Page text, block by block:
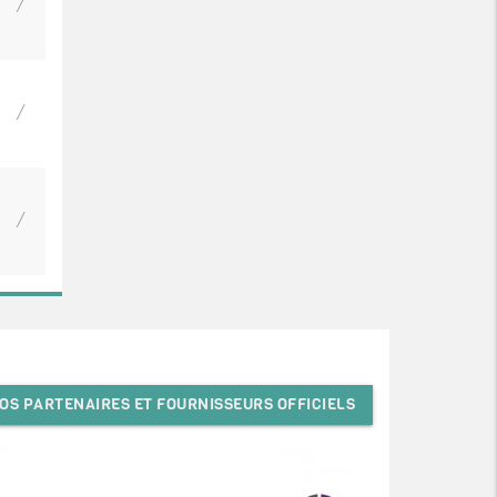
/
/
/
PARTENAIRES ET FOURNISSEURS OFFICIELS